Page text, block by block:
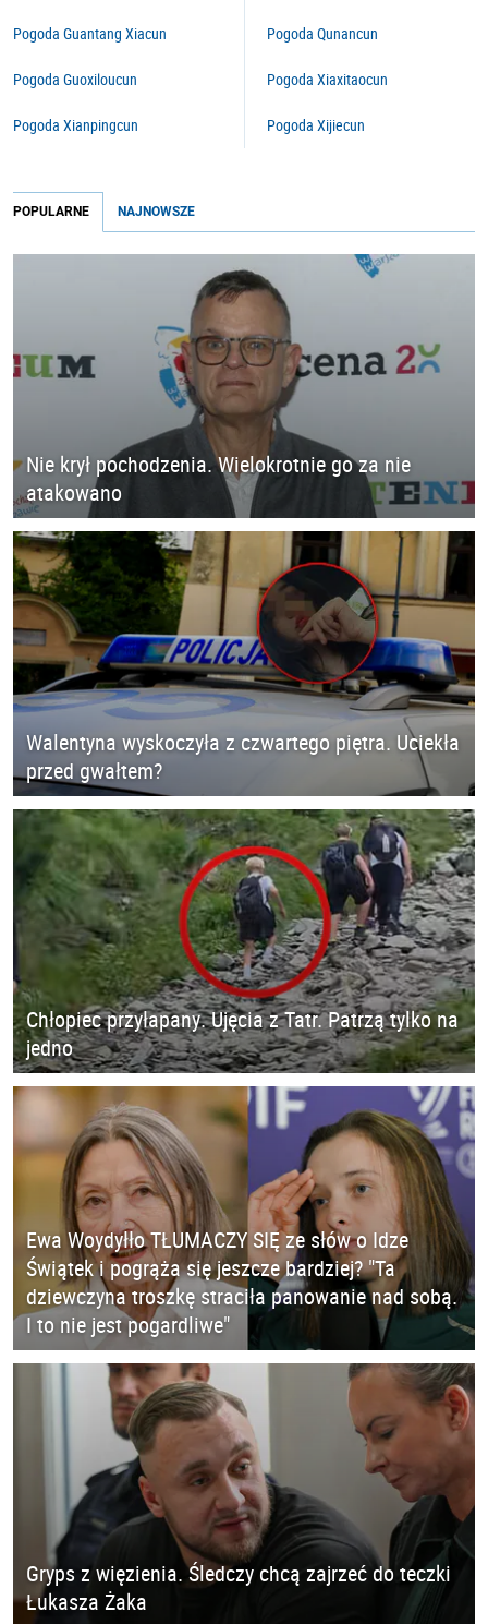
Pogoda Guantang Xiacun
Pogoda Guoxiloucun
Pogoda Xianpingcun
Pogoda Qunancun
Pogoda Xiaxitaocun
Pogoda Xijiecun
POPULARNE NAJNOWSZE
Nie krył pochodzenia. Wielokrotnie go za nie
atakowano
Walentyna wyskoczyła z czwartego piętra. Uciekła
przed gwałtem?
Chłopiec przyłapany. Ujęcia z Tatr. Patrzą tylko na
jedno
Ewa Woydyłło TŁUMACZY SIĘ ze słów o Idze
Świątek i pogrąża się jeszcze bardziej? "Ta
dziewczyna troszkę straciła panowanie nad sobą.
I to nie jest pogardliwe"
Gryps z więzienia. Śledczy chcą zajrzeć do teczki
Łukasza Żaka